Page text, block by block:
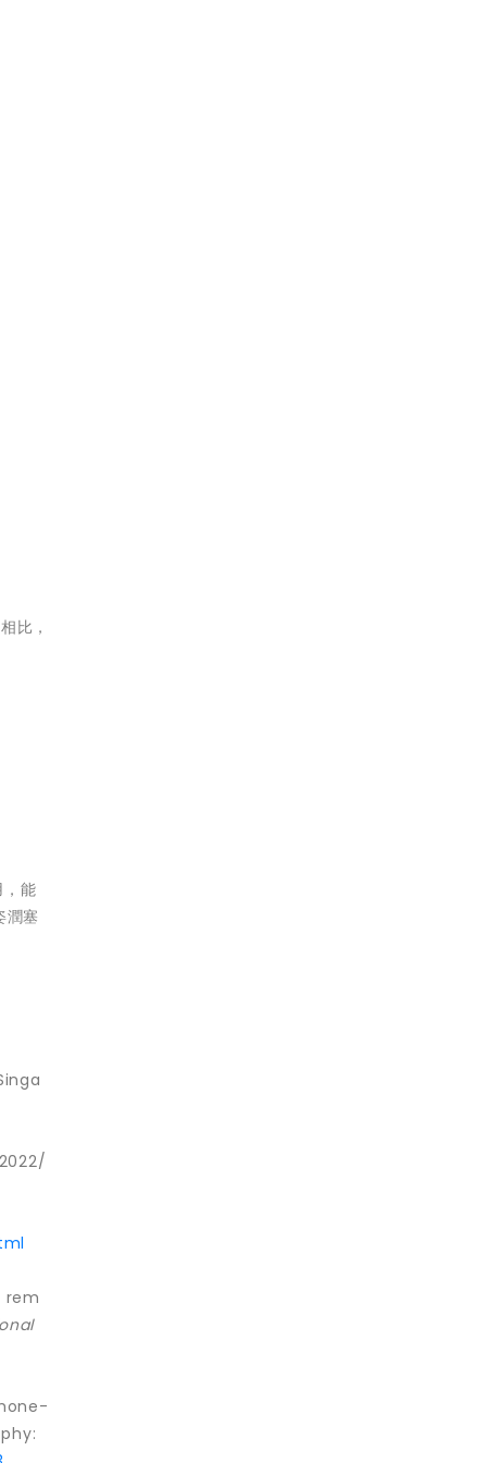
比，
能
潤塞
rem